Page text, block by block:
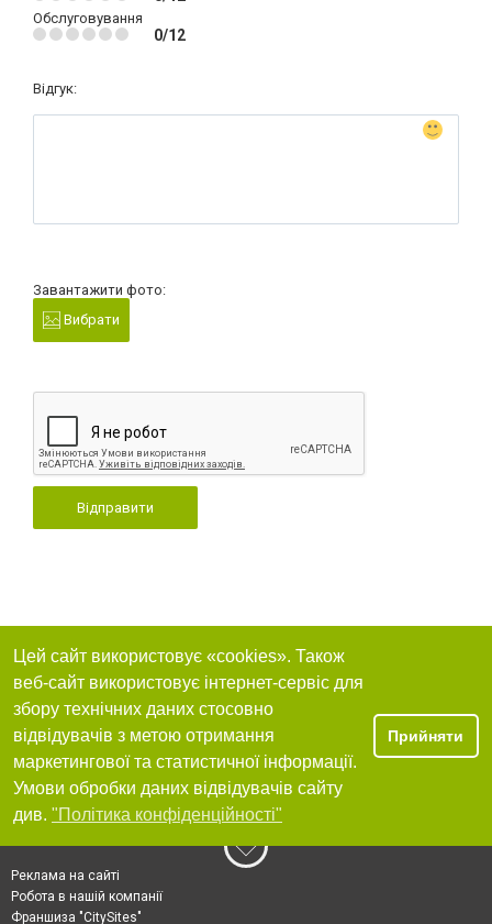
Обслуговування
0/12
Відгук:
Завантажити фото:
Вибрати
Відправити
Цей сайт використовує «cookies». Також
веб-сайт використовує інтернет-сервіс для
збору технічних даних стосовно
відвідувачів з метою отримання
маркетингової та статистичної інформації.
Умови обробки даних відвідувачів сайту
див. "Політика конфіденційності"
Прийняти
Реклама на сайті
Робота в нашій компанії
Франшиза "CitySites"